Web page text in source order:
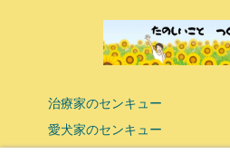
治療家のセンキュー
愛犬家のセンキュー